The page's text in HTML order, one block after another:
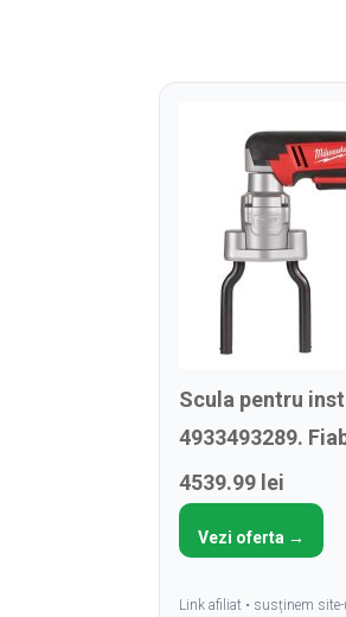
Scula pentru
4933493289.
4539.99 lei
Vezi oferta →
Link afiliat • susținem